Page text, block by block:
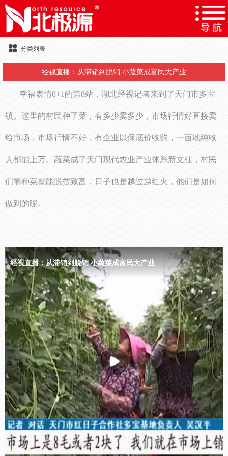
分类列表
经视直播：从滞销到脱销 小蔬菜成富民大产业
幸福表情8+1的第8站，湖北经视记者来到了天门市多宝
镇。这里的村民种了菜，有多少卖多少，市场行情好直接卖
给市场，市场行情不好，有企业以保底价收购，一亩地纯收
入都能上万。蔬菜成了天门现代农业产业体系新支柱，村民
们靠种菜就能脱贫致富，日子也是越过越红火，他们是如何
做到的呢。